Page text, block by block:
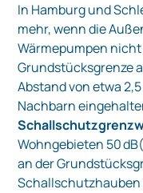
In Hamburg und
mehr, wenn die
Wärmepumpen
Grundstücksgrenze
Abstand von etwa
Nachbarn
Wohngebieten 50
an der